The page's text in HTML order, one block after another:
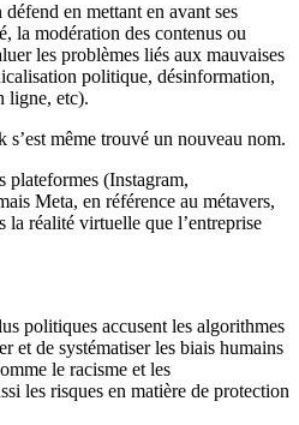
en mettant en avant ses
la modération des contenus ou
les problèmes liés aux mauvaises
politique, désinformation,
ligne, etc).
s’est même trouvé un nouveau nom.
plateformes (Instagram,
Meta, en référence au métavers,
la réalité virtuelle que l’entreprise
politiques accusent les algorithmes
et de systématiser les biais humains
le racisme et les
les risques en matière de protection